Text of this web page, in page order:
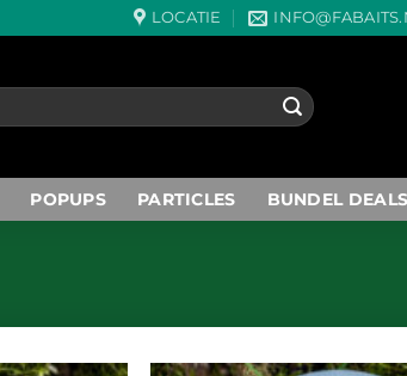
LOCATIE
POPUPS PARTICLES BUNDEL DEALS